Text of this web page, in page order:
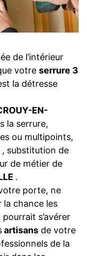
de l’intérieur
votre serrure 3
la détresse
EN-
la serrure,
ou multipoints,
, substitution de
de métier de
.
porte, ne
la chance les
s’avérer
artisans de votre
de la